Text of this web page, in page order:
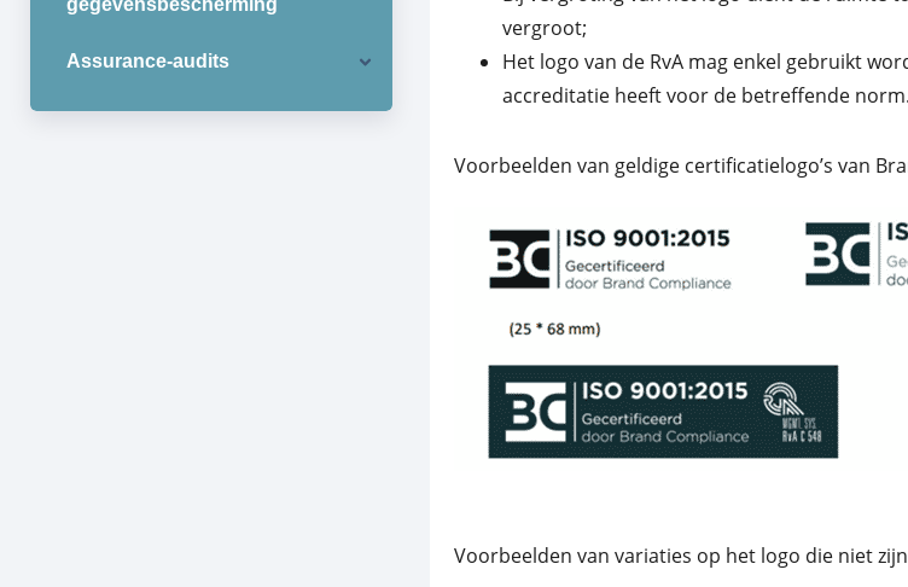
gegevensbescherming
Assurance-audits
vergroot;
Het logo van de RvA mag enkel gebruikt
accreditatie heeft voor de betreffende norm.
Voorbeelden van geldige certificatielogo’s van
Voorbeelden van variaties op het logo die niet